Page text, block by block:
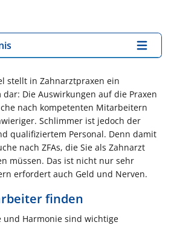
stellt in Zahnarztpraxen ein
Die Auswirkungen auf die Praxen
nach kompetenten Mitarbeitern
Schlimmer ist jedoch der
qualifiziertem Personal. Denn damit
nach ZFAs, die Sie als Zahnarzt
müssen. Das ist nicht nur sehr
erfordert auch Geld und Nerven.
finden
Harmonie sind wichtige